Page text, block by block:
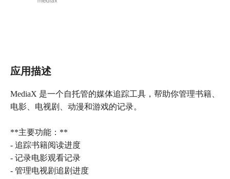
应用描述
MediaX 是一个自托管的媒体追踪工具，帮助你管理书籍、
电影、电视剧、动漫和游戏的记录。
**主要功能：**
- 追踪书籍阅读进度
- 记录电影观看记录
- 管理电视剧追剧进度